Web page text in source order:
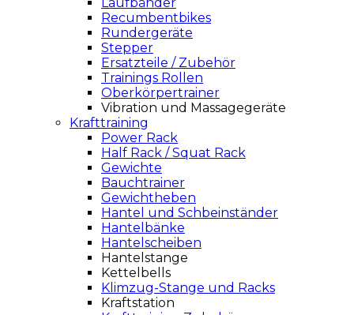
Recumbentbikes
Rundergeräte
Stepper
Ersatzteile / Zubehör
Trainings Rollen
Oberkörpertrainer
Vibration und Massagegeräte
Krafttraining
Power Rack
Half Rack / Squat Rack
Gewichte
Bauchtrainer
Gewichtheben
Hantel und Schbeinständer
Hantelbänke
Hantelscheiben
Hantelstange
Kettelbells
Klimzug-Stange und Racks
Kraftstation